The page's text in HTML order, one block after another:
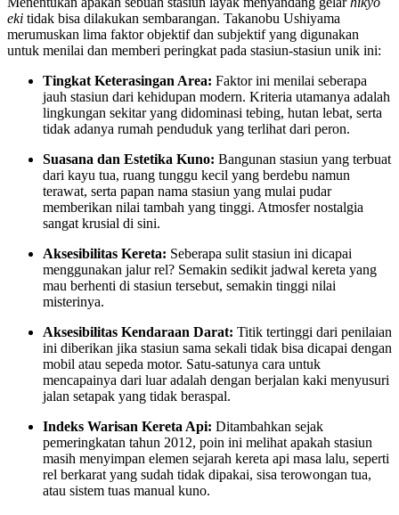
eki tidak bisa dilakukan sembarangan. Takanobu Ushiyama
merumuskan lima faktor objektif dan subjektif yang digunakan
untuk menilai dan memberi peringkat pada stasiun-stasiun unik ini:
Tingkat Keterasingan Area: Faktor ini menilai seberapa
jauh stasiun dari kehidupan modern. Kriteria utamanya adalah
lingkungan sekitar yang didominasi tebing, hutan lebat, serta
tidak adanya rumah penduduk yang terlihat dari peron.
Suasana dan Estetika Kuno: Bangunan stasiun yang terbuat
dari kayu tua, ruang tunggu kecil yang berdebu namun
terawat, serta papan nama stasiun yang mulai pudar
memberikan nilai tambah yang tinggi. Atmosfer nostalgia
sangat krusial di sini.
Aksesibilitas Kereta: Seberapa sulit stasiun ini dicapai
menggunakan jalur rel? Semakin sedikit jadwal kereta yang
mau berhenti di stasiun tersebut, semakin tinggi nilai
misterinya.
Aksesibilitas Kendaraan Darat: Titik tertinggi dari penilaian
ini diberikan jika stasiun sama sekali tidak bisa dicapai dengan
mobil atau sepeda motor. Satu-satunya cara untuk
mencapainya dari luar adalah dengan berjalan kaki menyusuri
jalan setapak yang tidak beraspal.
Indeks Warisan Kereta Api: Ditambahkan sejak
pemeringkatan tahun 2012, poin ini melihat apakah stasiun
masih menyimpan elemen sejarah kereta api masa lalu, seperti
rel berkarat yang sudah tidak dipakai, sisa terowongan tua,
atau sistem tuas manual kuno.